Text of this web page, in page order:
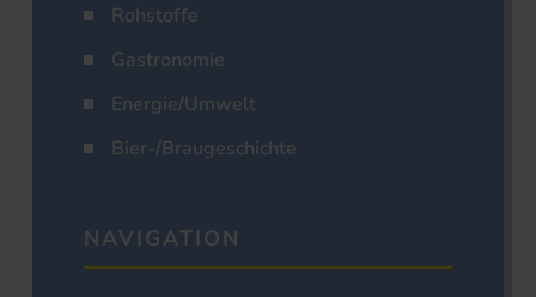
Rohstoffe
Gastronomie
Energie/Umwelt
Bier-/Braugeschichte
NAVIGATION